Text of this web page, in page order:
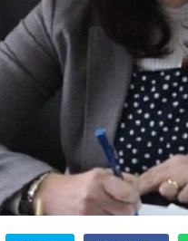
مش وقته!!
ليس مطلوباً من
ليضع إستراتيجيات
سؤال من يضعون تلك
وخططهم في حال